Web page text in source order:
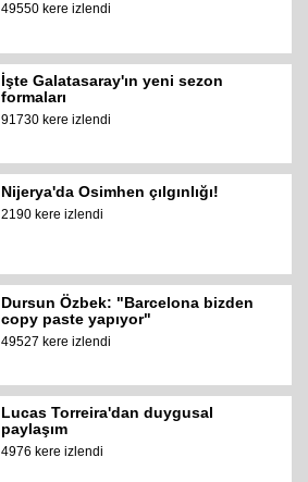
49550 kere izlendi
İşte Galatasaray'ın yeni sezon
formaları
91730 kere izlendi
Nijerya'da Osimhen çılgınlığı!
2190 kere izlendi
Dursun Özbek: "Barcelona bizden
copy paste yapıyor"
49527 kere izlendi
Lucas Torreira'dan duygusal
paylaşım
4976 kere izlendi